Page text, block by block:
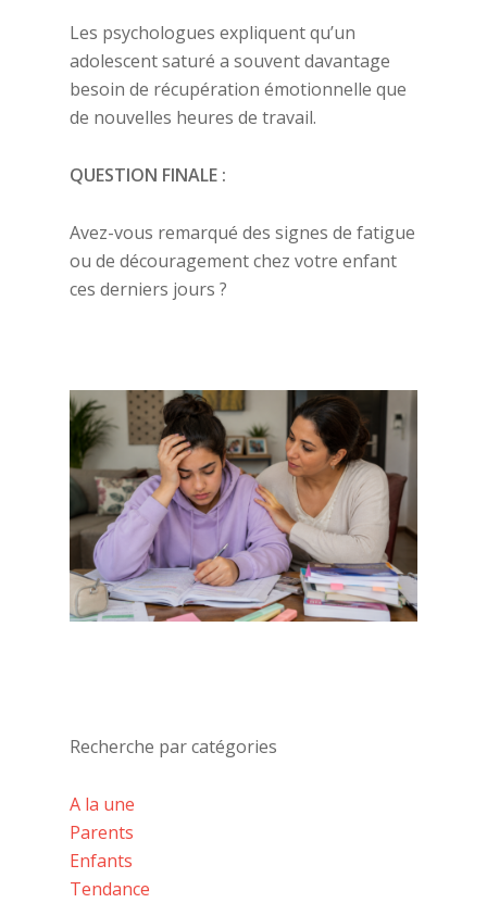
Les psychologues expliquent qu’un
adolescent saturé a souvent davantage
besoin de récupération émotionnelle que
de nouvelles heures de travail.
QUESTION FINALE :
Avez-vous remarqué des signes de fatigue
ou de découragement chez votre enfant
ces derniers jours ?
Recherche par catégories
A la une
Parents
Enfants
Tendance